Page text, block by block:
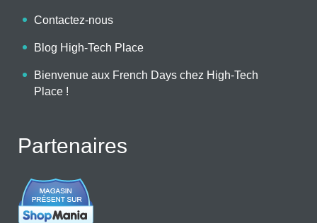
Contactez-nous
Blog High-Tech Place
Bienvenue aux French Days chez High-Tech
Place !
Partenaires